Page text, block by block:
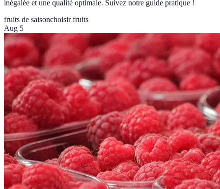
inégalée et une qualité optimale. Suivez notre guide pratique !
fruits de saisonchoisir fruits
Aug 5